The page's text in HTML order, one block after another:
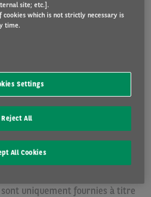
d’assurances à titre
souhaitez souscrire vous-
vous souhaitez une offre
contacter.
réserve de la configuration.
selon vos envies. Ensuite vous
annuel et une durée selon vos
et le délai de
et de la configuration
sont uniquement fournies à titre
site; etc.].
cookies which is not strictly necessary is
time.
Settings
Reject All
All Cookies